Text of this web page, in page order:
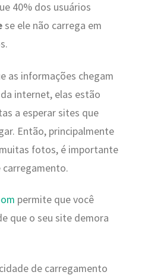
40% dos usuários
se ele não carrega em
as informações chegam
internet, elas estão
a esperar sites que
Então, principalmente
fotos, é importante
permite que você
que o seu site demora
de carregamento